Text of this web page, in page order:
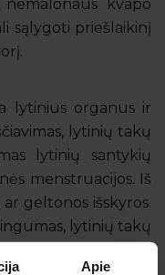
Apie
nemalonaus kvapo
sąlygoti priešlaikinį
lytinius organus ir
lytinių takų
lytinių santykių
menstruacijos. Iš
geltonos išskyros.
lytinių takų